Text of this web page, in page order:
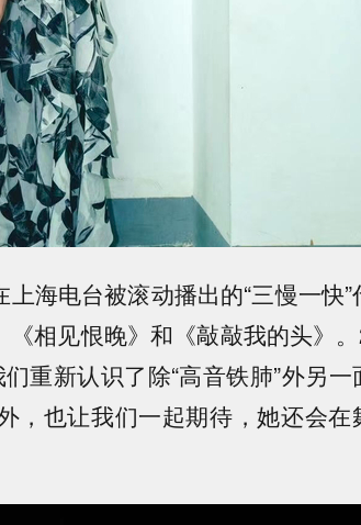
海电台被滚动播出的“三慢一快”
相见恨晚》和《敲敲我的头》
重新认识了除“高音铁肺”外另一
，也让我们一起期待，她还会在